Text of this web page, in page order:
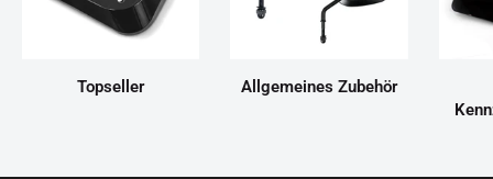
Topseller
Allgemeines Zubehör